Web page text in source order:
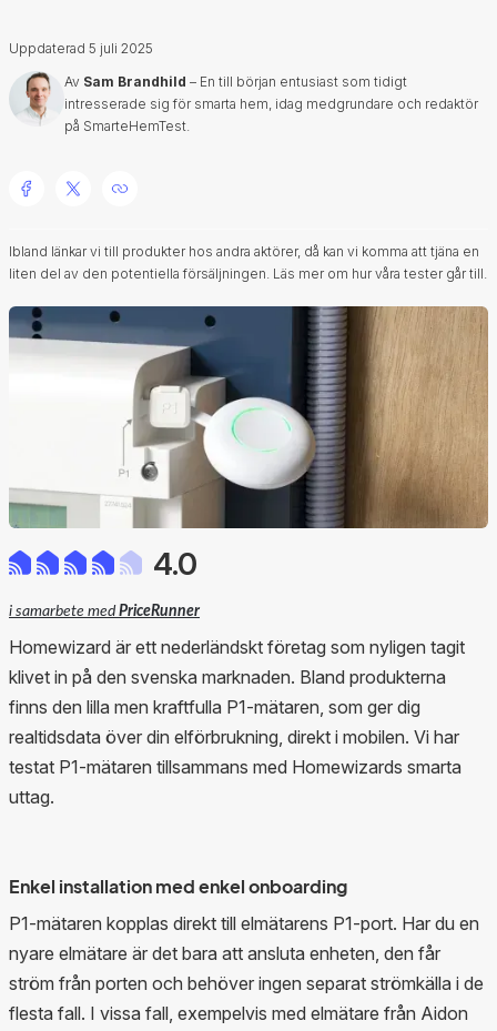
Uppdaterad 5 juli 2025
Av Sam Brandhild – En till början entusiast som tidigt
intresserade sig för smarta hem, idag medgrundare och redaktör
på SmarteHemTest.
Ibland länkar vi till produkter hos andra aktörer, då kan vi komma att tjäna en
liten del av den potentiella försäljningen. Läs mer om hur våra tester går till.
4.0
i samarbete med PriceRunner
Homewizard är ett nederländskt företag som nyligen tagit
klivet in på den svenska marknaden. Bland produkterna
finns den lilla men kraftfulla P1-mätaren, som ger dig
realtidsdata över din elförbrukning, direkt i mobilen. Vi har
testat P1-mätaren tillsammans med Homewizards smarta
uttag.
Enkel installation med enkel onboarding
P1-mätaren kopplas direkt till elmätarens P1-port. Har du en
nyare elmätare är det bara att ansluta enheten, den får
ström från porten och behöver ingen separat strömkälla i de
flesta fall. I vissa fall, exempelvis med elmätare från Aidon